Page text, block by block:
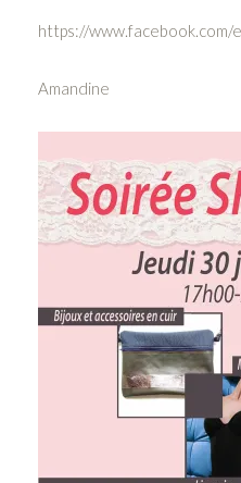
https://
Amandine